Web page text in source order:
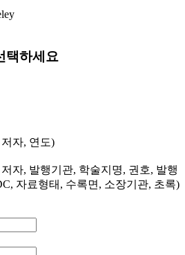
택하세요
자, 연도)
자, 발행기관, 학술지명, 권호, 발행
자료형태, 수록면, 소장기관, 초록)